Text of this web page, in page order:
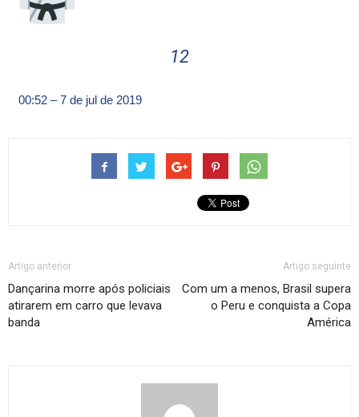
12
00:52 – 7 de jul de 2019
Artigo anterior
Dançarina morre após policiais
atirarem em carro que levava
banda
Artigo seguinte
Com um a menos, Brasil supera
o Peru e conquista a Copa
América